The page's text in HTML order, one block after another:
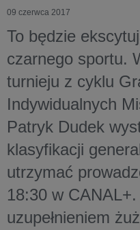
09 czerwca 2017
To będzie
czarnego sportu.
turnieju z cyklu
Indywidualnych
Patryk Dudek
klasyfikacji
utrzymać
18:30 w CANAL+.
uzupełnieniem